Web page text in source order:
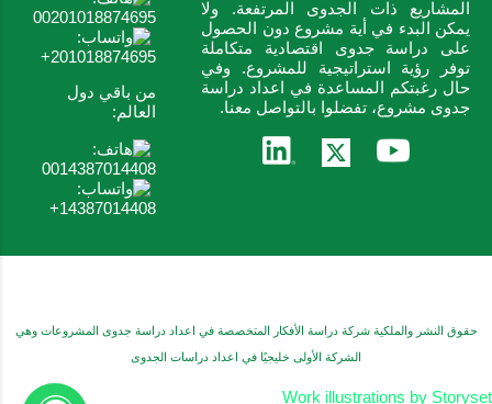
المشاريع ذات الجدوى المرتفعة. ولا
يمكن البدء في أية مشروع دون الحصول
على دراسة جدوى اقتصادية متكاملة
توفر رؤية استراتيجية للمشروع. وفي
حال رغبتكم المساعدة في اعداد دراسة
جدوى مشروع، تفضلوا بالتواصل معنا.
00201018874695
201018874695+
من باقي دول
العالم:
0014387014408
14387014408+
حقوق النشر والملكية شركة دراسة الأفكار المتخصصة في اعداد دراسة جدوى المشروعات وهي
الشركة الأولى خليجيًا في اعداد دراسات الجدوى
Work illustrations by Storyset